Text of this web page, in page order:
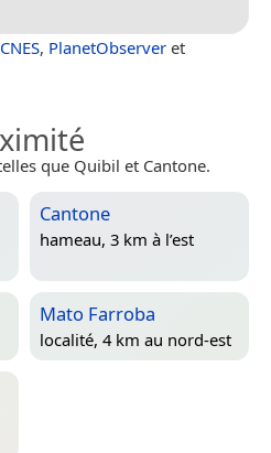
CNES, PlanetObserver et
que Quibil et Cantone.
Cantone
hameau, 3 km à l’est
Mato Farroba
localité, 4 km au nord-est